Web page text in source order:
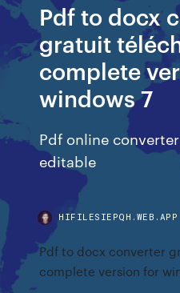
Pdf to docx
gratuit
complete
windows 7
Pdf online
editable
HIFILESIEPQH.WEB.APP
Pdf to docx converter
complete version for